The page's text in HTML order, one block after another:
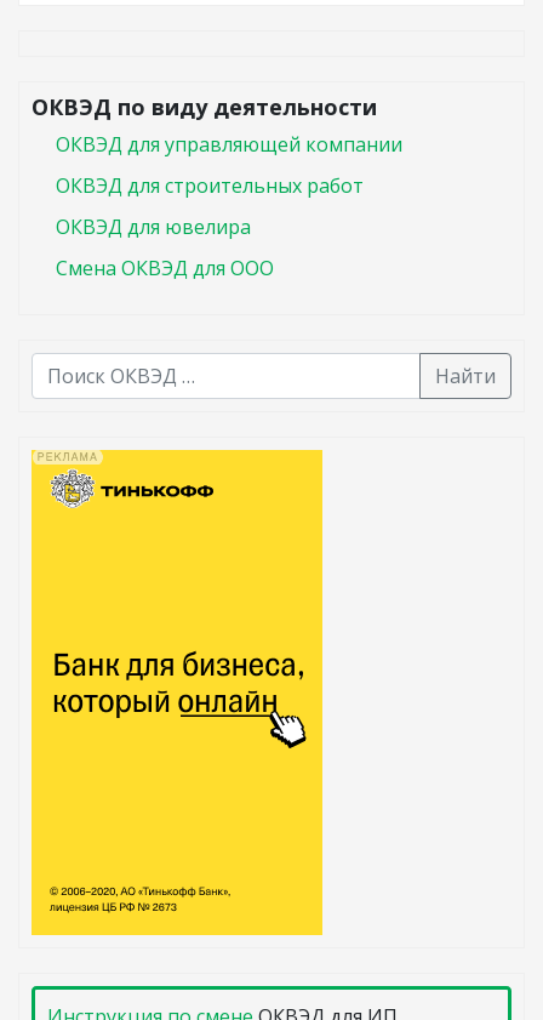
ОКВЭД по виду деятельности
ОКВЭД для управляющей компании
ОКВЭД для строительных работ
ОКВЭД для ювелира
Смена ОКВЭД для ООО
Найти
В списке найденных результатов используйте